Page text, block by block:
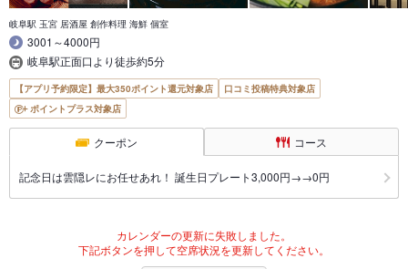
岐阜駅 玉宮 居酒屋 創作料理 海鮮 個室
3001～4000円
岐阜駅正面口より徒歩約5分
【アプリ予約限定】最大350ポイント還元対象店
口コミ投稿特典対象店
ポイントプラス対象店
クーポン コース
記念日は雲隠レにお任せあれ！ 誕生日プレート3,000円→→0円
カレンダーの更新に失敗しました。
下記ボタンを押して空席状況を更新してください。